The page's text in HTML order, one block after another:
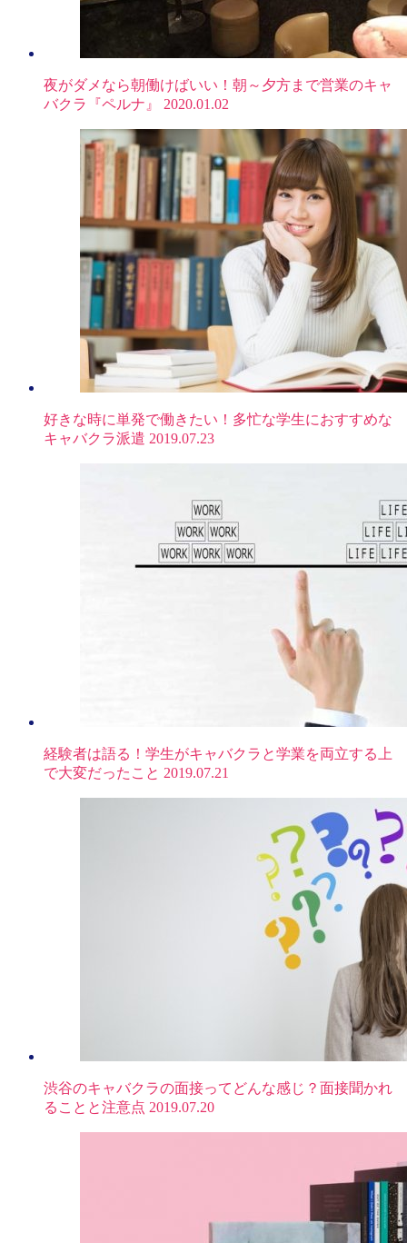
夜がダメなら朝働けばいい！朝～夕方まで営業のキャ
バクラ『ペルナ』 2020.01.02
好きな時に単発で働きたい！多忙な学生におすすめな
キャバクラ派遣 2019.07.23
経験者は語る！学生がキャバクラと学業を両立する上
で大変だったこと 2019.07.21
渋谷のキャバクラの面接ってどんな感じ？面接聞かれ
ることと注意点 2019.07.20